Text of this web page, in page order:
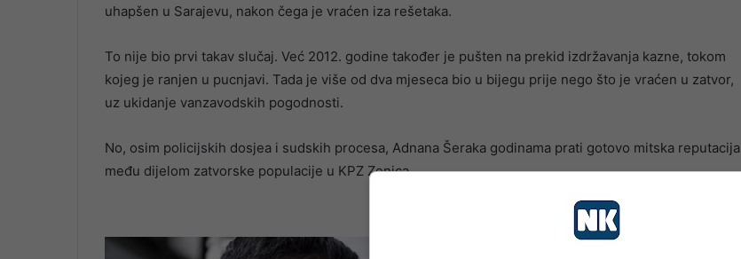
uhapšen u Sarajevu, nakon čega je vraćen iza rešetaka.
To nije bio prvi takav slučaj. Već 2012. godine također je pušten na prekid izdržavanja kazne, tokom
kojeg je ranjen u pucnjavi. Tada je više od dva mjeseca bio u bijegu prije nego što je vraćen u zatvor,
uz ukidanje vanzavodskih pogodnosti.
No, osim policijskih dosjea i sudskih procesa, Adnana Šeraka godinama prati gotovo mitska reputacija
među dijelom zatvorske populacije u KPZ Zenica.